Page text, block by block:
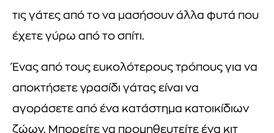
τις γάτες από το να μασήσουν άλλα φυτά που
έχετε γύρω από το σπίτι.
Ένας από τους ευκολότερους τρόπους για να
αποκτήσετε γρασίδι γάτας είναι να
αγοράσετε από ένα κατάστημα κατοικίδιων
ζώων. Μπορείτε να προμηθευτείτε ένα κιτ